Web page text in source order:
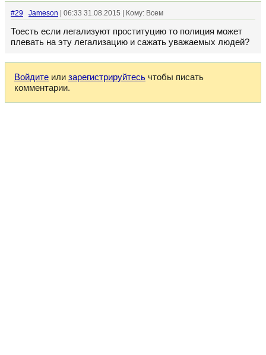
#29 Jameson | 06:33 31.08.2015 | Кому: Всем
Тоесть если легализуют проституцию то полиция может
плевать на эту легализацию и сажать уважаемых людей?
Войдите или зарегистрируйтесь чтобы писать
комментарии.